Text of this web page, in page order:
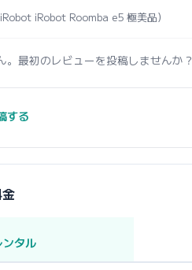
iRobot iRobot Roomba e5 極美品）
。最初のレビューを投稿しませんか？
する
ンタル